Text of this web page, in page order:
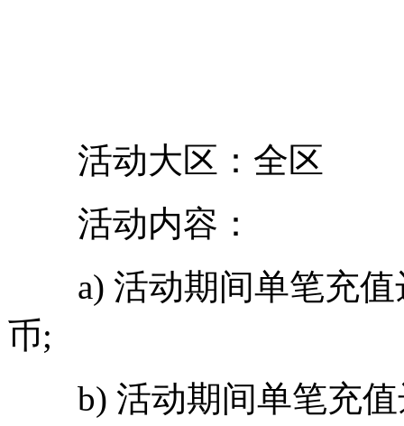
活动大区：全区
活动内容：
a) 活动期间单笔充值
币;
b) 活动期间单笔充值